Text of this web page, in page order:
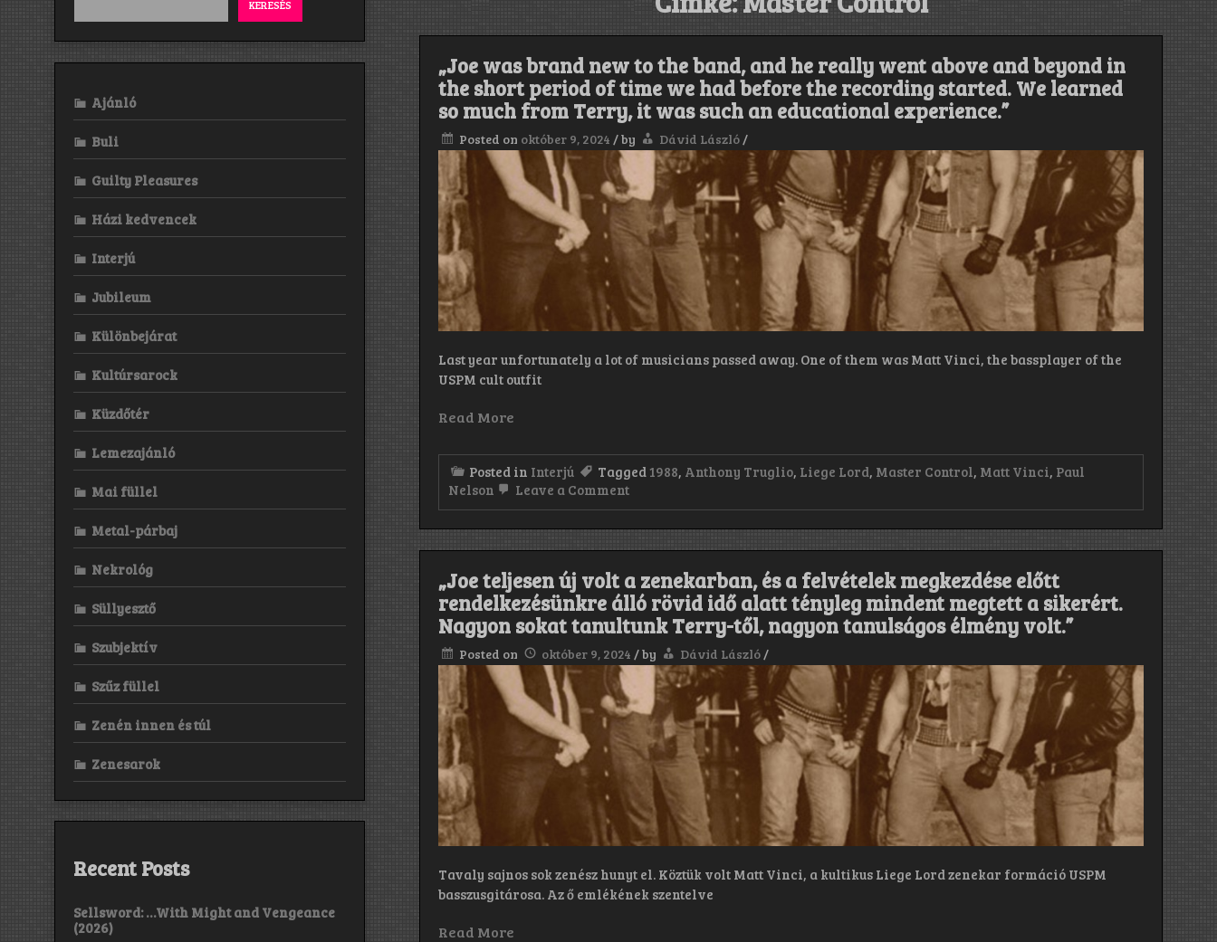
„Joe was brand new to the band, and he really went above and beyond in
the short period of time we had before the recording started. We learned
so much from Terry, it was such an educational experience.”
Posted on október 9, 2024 /by Dávid László/
Last year unfortunately a lot of musicians passed away. One of them was Matt Vinci, the bassplayer of the
USPM cult outfit
Read More
Posted in Interjú Tagged 1988, Anthony Truglio, Liege Lord, Master Control, Matt Vinci, Paul
Nelson
Leave a Commenton
brand
new
the
band,
and
he
really
went
above
beyond
in
the
short
period
of
time
we
had
before
recording
started.
We
„Joe teljesen új volt a zenekarban, és a felvételek megkezdése előtt
rendelkezésünkre álló rövid idő alatt tényleg mindent megtett a sikerért.
Nagyon sokat tanultunk Terry-től, nagyon tanulságos élmény volt.”
Posted on október 9, 2024 /by Dávid László /
Tavaly sajnos sok zenész hunyt el. Köztük volt Matt Vinci, a kultikus Liege Lord zenekar formáció USPM
basszusgitárosa. Az ő emlékének szentelve
Read More
KERESÉS
Ajánló
Buli
Guilty Pleasures
Házi kedvencek
Interjú
Jubileum
Különbejárat
Kultúrsarock
Küzdőtér
Lemezajánló
Mai füllel
Metal-párbaj
Nekrológ
Süllyesztő
Szubjektív
Szűz füllel
Zenén innen és túl
Zenesarok
Recent Posts
Sellsword: …With Might and Vengeance
(2026)